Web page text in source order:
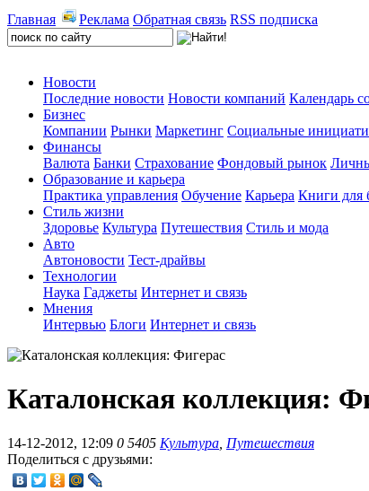
Главная Реклама Обратная связь RSS подписка
Новости
Последние новости Новости компаний Календарь
Бизнес
Компании Рынки Маркетинг Социальные
Финансы
Валюта Банки Страхование Фондовый рынок
Образование и карьера
Практика управления Обучение Карьера Книги для
Стиль жизни
Здоровье Культура Путешествия Стиль и мода
Авто
Автоновости Тест-драйвы
Технологии
Наука Гаджеты Интернет и связь
Мнения
Интервью Блоги Интернет и связь
Каталонская коллекция:
14-12-2012, 12:09 0 5405 Культура Путешествия
Поделиться с друзьями: